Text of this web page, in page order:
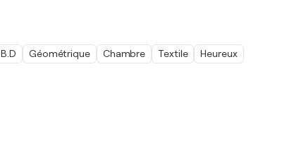
B.D Géométrique Chambre Textile Heureux